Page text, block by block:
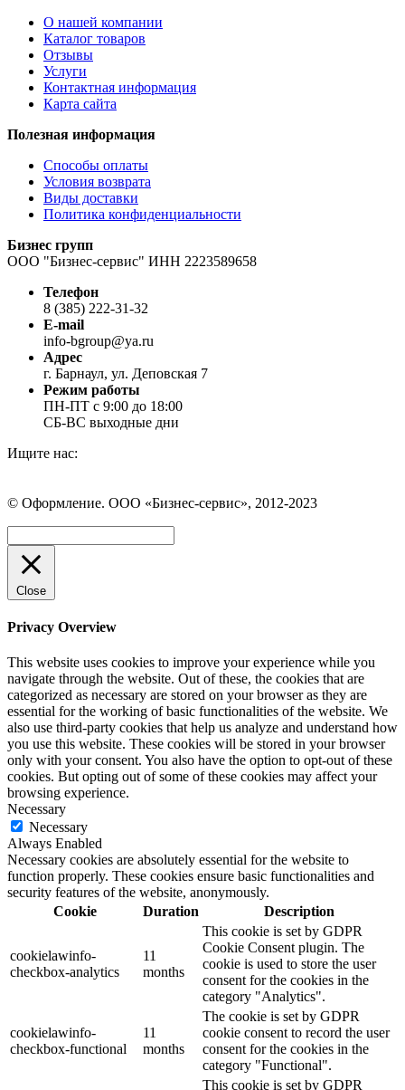
О нашей компании
Каталог товаров
Отзывы
Услуги
Контактная информация
Карта сайта
Полезная информация
Способы оплаты
Условия возврата
Виды доставки
Политика конфиденциальности
Бизнес групп
ООО "Бизнес-сервис" ИНН 2223589658
Телефон
8 (385) 222-31-32
E-mail
info-bgroup@ya.ru
Адрес
г. Барнаул, ул. Деповская 7
Режим работы
ПН-ПТ с 9:00 до 18:00
СБ-ВС выходные дни
Ищите нас:
Вконтакте
открывается
в
новом
окне
WhatsApp
открывается
в
новом
окне
Telegram
открывается
в
новом
окне
© Оформление. ООО «Бизнес-сервис», 2012-2023
Close
Privacy Overview
This website uses cookies to improve your experience while you
navigate through the website. Out of these, the cookies that are
categorized as necessary are stored on your browser as they are
essential for the working of basic functionalities of the website. We
also use third-party cookies that help us analyze and understand how
you use this website. These cookies will be stored in your browser
only with your consent. You also have the option to opt-out of these
cookies. But opting out of some of these cookies may affect your
browsing experience.
Necessary
Necessary
Always Enabled
Necessary cookies are absolutely essential for the website to
function properly. These cookies ensure basic functionalities and
security features of the website, anonymously.
Cookie
Duration Description
cookielawinfo-
checkbox-analytics
11
months
This cookie is set by GDPR
Cookie Consent plugin. The
cookie is used to store the user
consent for the cookies in the
category "Analytics".
cookielawinfo-
checkbox-functional
11
months
The cookie is set by GDPR
cookie consent to record the user
consent for the cookies in the
category "Functional".
This cookie is set by GDPR